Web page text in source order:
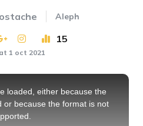
Aleph
15
1 oct 2021
loaded, either because the
or because the format is not